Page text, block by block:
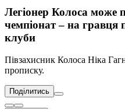
Легіонер Колоса може
чемпіонат – на гравця
клуби
Півзахисник Колоса Ніка
прописку.
Поділитись